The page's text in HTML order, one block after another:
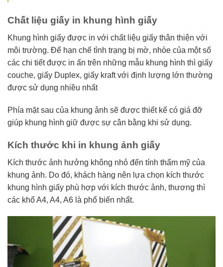
Chất liệu giấy in khung hình giấy
Khung hình giấy được in với chất liệu giấy thân thiện với
môi trường. Để hạn chế tình trạng bị mờ, nhòe của một số
các chi tiết được in ấn trên những mẫu khung hình thì giấy
couche, giấy Duplex, giấy kraft với định lượng lớn thường
được sử dụng nhiều nhất
Phía mặt sau của khung ảnh sẽ được thiết kế có giá đỡ
giúp khung hình giữ được sự cân bằng khi sử dụng.
Kích thước khi in khung ảnh giấy
Kích thước ảnh hưởng không nhỏ đến tính thẩm mỹ của
khung ảnh. Do đó, khách hàng nên lựa chọn kích thước
khung hình giấy phù hợp với kích thước ảnh, thương thì
các khổ A4, A4, A6 là phổ biến nhất.